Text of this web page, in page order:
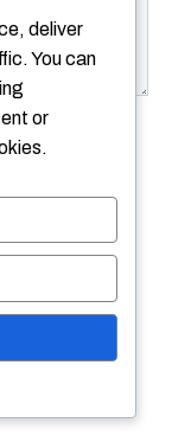
mon site
deliver
You can
or